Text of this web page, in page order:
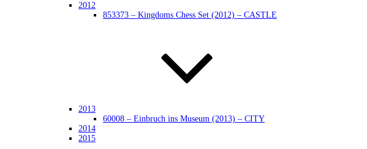
2012
853373 – Kingdoms Chess Set (2012) – CASTLE
2013
60008 – Einbruch ins Museum (2013) – CITY
2014
2015